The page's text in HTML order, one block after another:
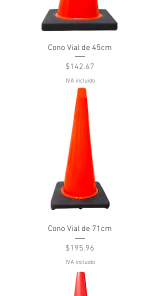
Cono Vial de 45cm
Precio
$142.67
IVA incluido
Cono Vial de 71cm
Precio
$195.96
IVA incluido